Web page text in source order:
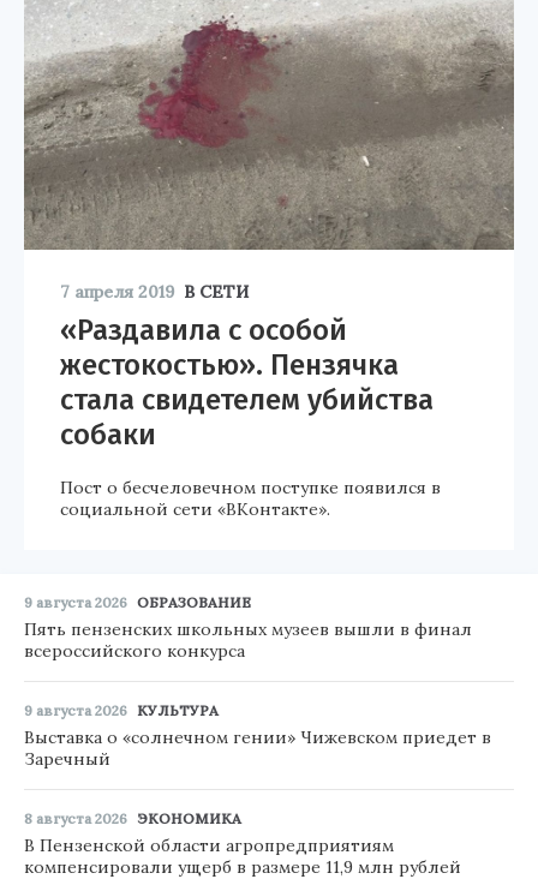
7 апреля 2019 В СЕТИ
«Раздавила с особой
жестокостью». Пензячка
стала свидетелем убийства
собаки
Пост о бесчеловечном поступке появился в
социальной сети «ВКонтакте».
9 августа 2026 ОБРАЗОВАНИЕ
Пять пензенских школьных музеев вышли в финал
всероссийского конкурса
9 августа 2026 КУЛЬТУРА
Выставка о «солнечном гении» Чижевском приедет в
Заречный
8 августа 2026 ЭКОНОМИКА
В Пензенской области агропредприятиям
компенсировали ущерб в размере 11,9 млн рублей